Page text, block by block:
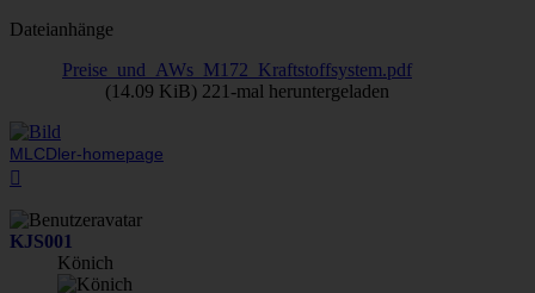
Dateianhänge
Preise_und_AWs_M172_Kraftstoffsystem.pdf
(14.09 KiB) 221-mal heruntergeladen
MLCDler-homepage
KJS001
Könich